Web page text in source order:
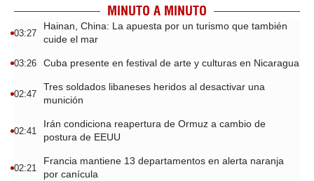
MINUTO A MINUTO
03:27
Hainan, China: La apuesta por un turismo que también
cuide el mar
03:26 Cuba presente en festival de arte y culturas en Nicaragua
02:47
Tres soldados libaneses heridos al desactivar una
munición
02:41
Irán condiciona reapertura de Ormuz a cambio de
postura de EEUU
02:21
Francia mantiene 13 departamentos en alerta naranja
por canícula